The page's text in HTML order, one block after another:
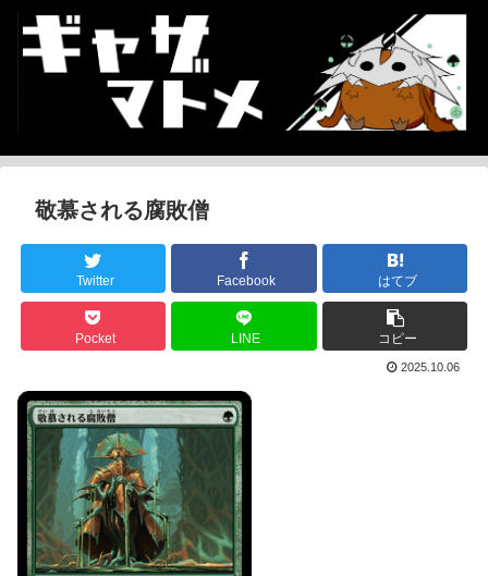
敬慕される腐敗僧
Twitter Facebook はてブ
Pocket LINE コピー
2025.10.06